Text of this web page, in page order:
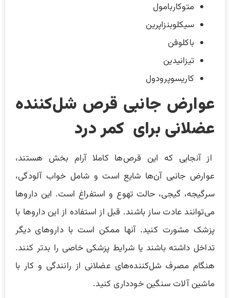
متوکاربامول
سیکلوبنزاپرین
باکلوفن
تیزانیدین
کاریسوپرودول
عوارض جانبی قرص‌ شل‌کننده
عضلانی برای کمر درد
از آنجایی که این قرص‌ها کاملا آرام بخش هستند،
عوارض جانبی آن‌ها شایع است و شامل خواب آلودگی،
سرگیجه، گیجی، حالت تهوع و استفراغ است. این داروها
می‌توانند عادت ساز باشند. قبل از استفاده از این داروها با
پزشک مشورت کنید. آنها ممکن است با داروهای دیگر
تداخل داشته باشند یا شرایط پزشکی خاصی را بدتر کنند.
هنگام مصرف شل‌کننده‌های عضلانی از رانندگی و کار با
ماشین آلات سنگین خودداری کنید.